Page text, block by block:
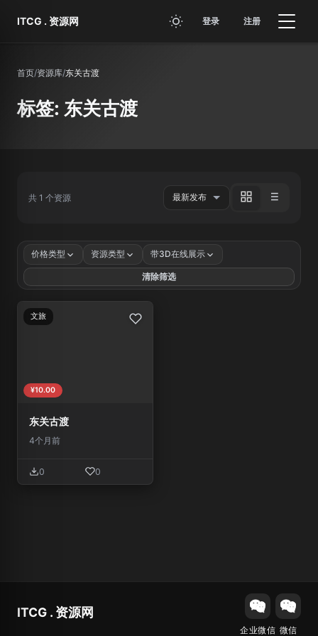
ITCG . 资源网
登录 注册
首页/资源库/东关古渡
标签: 东关古渡
共 1 个资源
价格类型 资源类型 带3D在线展示
清除筛选
文旅
¥10.00
东关古渡
4个月前
0 0
ITCG . 资源网
企业微信 微信